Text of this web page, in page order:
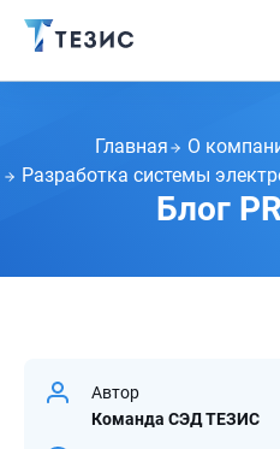
Главная О
Разработка системы электронного
Блог
Автор
Команда СЭД ТЕЗИС